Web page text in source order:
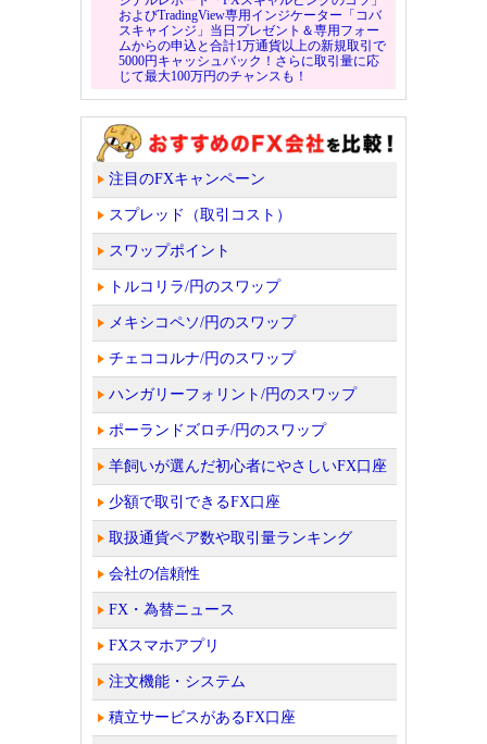
およびTradingView専用インジケーター「コバ
スキャインジ」当日プレゼント＆専用フォー
ムからの申込と合計1万通貨以上の新規取引で
5000円キャッシュバック！さらに取引量に応
じて最大100万円のチャンスも！
注目のFXキャンペーン
スプレッド（取引コスト）
スワップポイント
トルコリラ/円のスワップ
メキシコペソ/円のスワップ
チェココルナ/円のスワップ
ハンガリーフォリント/円のスワップ
ポーランドズロチ/円のスワップ
羊飼いが選んだ初心者にやさしいFX口座
少額で取引できるFX口座
取扱通貨ペア数や取引量ランキング
会社の信頼性
FX・為替ニュース
FXスマホアプリ
注文機能・システム
積立サービスがあるFX口座